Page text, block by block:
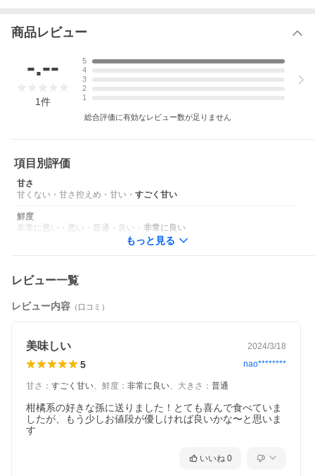
商品レビュー
-.--
1件
5
4
3
2
1
総合評価に有効なレビュー数が足りません
項目別評価
甘さ
甘くない ・ 甘さ控えめ ・ 甘い ・ すごく甘い
鮮度
非常に悪い ・ 悪い ・ 普通 ・ 良い ・ 非常に良い
もっと見る
レビュー一覧
レビュー内容 （口コミ）
美味しい 2024/3/18
5 nao********
甘さ ： すごく甘い、 鮮度 ： 非常に良い、 大きさ ： 普通
柑橘系の好きな孫に送りました！とても喜んで食べていま
したが、もう少しお値段が優しければ良いかな〜と思いま
す
いいね 0